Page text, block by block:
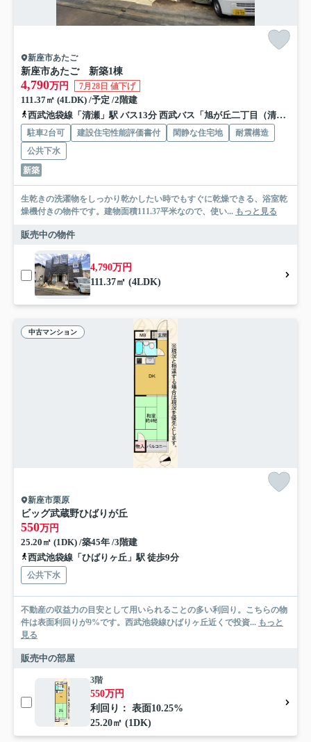
新座市あたご
新座市あたご 新築1棟
4,790万円 7月28日 値下げ
111.37㎡ (4LDK) /予定 /2階建
西武池袋線「清瀬」駅 バス13分 西武バス「旭が丘二丁目（清瀬市）」 停歩2分
駐車2台可 建設住宅性能評価書付 閑静な住宅地
耐震構造
公共下水
新築
生乾きの洗濯物をしっかり乾かしたい時でもすぐに乾燥できる、浴室乾
燥機付きの物件です。建物面積111.37平米なので、使い... もっと見る
販売中の物件
4,790万円
111.37㎡ (4LDK)
中古マンション
新座市栗原
ビッグ武蔵野ひばりが丘
550万円
25.20㎡ (1DK) /築45年 /3階建
西武池袋線「ひばりヶ丘」駅 徒歩9分
公共下水
不動産の収益力の目安として用いられることの多い利回り。こちらの物
件は表面利回りが9%です。西武池袋線ひばりヶ丘近くで投資... もっと
見る
販売中の部屋
3階
550万円
利回り： 表面10.25%
25.20㎡ (1DK)